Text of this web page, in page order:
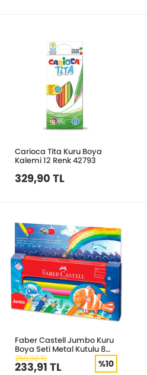
Carioca Tita Kuru Boya
Kalemi 12 Renk 42793
329,90 TL
Faber Castell Jumbo Kuru
Boya Seti Metal Kutulu 8
Renk 951080
259,90 TL
233,91 TL %10